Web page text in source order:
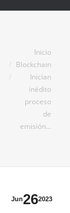
Estás aquí:Inicio
Blockchain
Inician
inédito
proceso
de
emisión…
Jun262023